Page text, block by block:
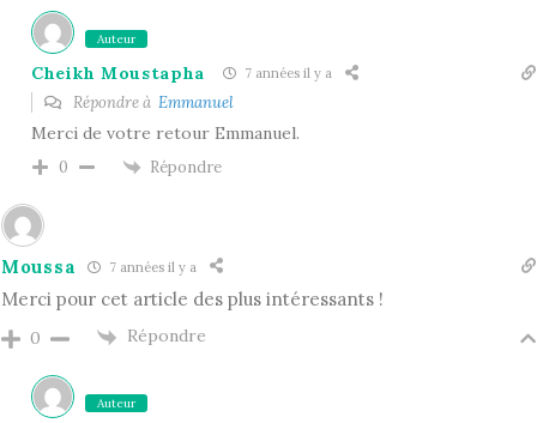
Auteur
Cheikh Moustapha 7 années il y a
Répondre à Emmanuel
Merci de votre retour Emmanuel.
0 Répondre
Moussa 7 années il y a
Merci pour cet article des plus intéressants !
0 Répondre
Auteur